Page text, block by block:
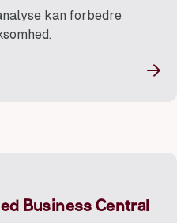
kan forbedre
→
Business Central